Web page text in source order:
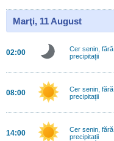
Marţi, 11 August
02:00
Cer senin, fără
precipitații
08:00
Cer senin, fără
precipitații
14:00
Cer senin, fără
precipitații